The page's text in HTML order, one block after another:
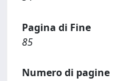
Pagina di Fine
85
Numero di pagine